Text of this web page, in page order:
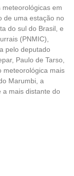
em
de uma estação no
do sul do Brasil, e
(PNMIC),
pelo deputado
Paulo de Tarso,
mais
Marumbi, a
mais distante do